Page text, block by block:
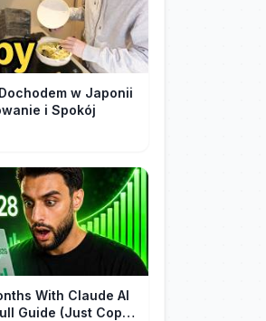
w Japonii
i Spokój
With Claude AI
Guide (Just Copy